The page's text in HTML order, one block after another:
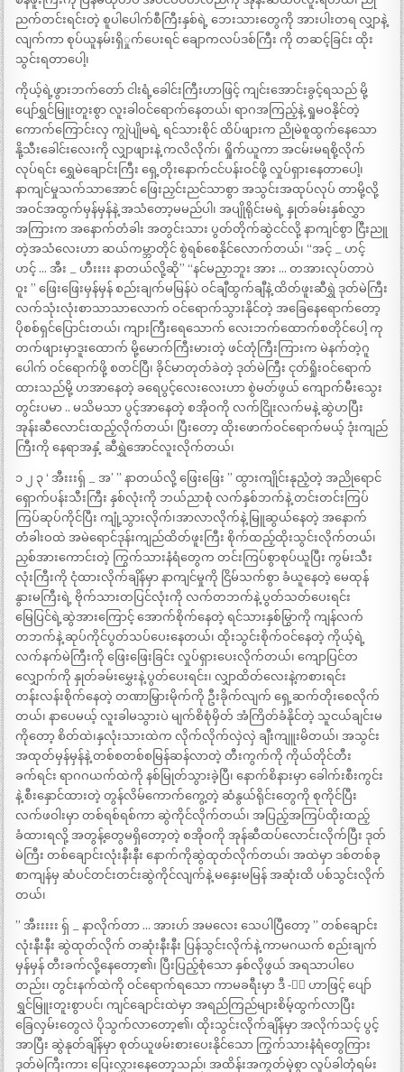
ညက်တင်းရင်းတဲ့ စူပါပေါက်စီကြီးနှစ်ရဲ့ ဘေးသားတွေကို အားပါးတရ လျှာနဲ့
လျက်ကာ စုပ်ယူနမ်းရှိှုက်ပေးရင် ချောကလပ်ဒစ်ကြီး ကို တဆင့်ခြင်း ထိုး
သွင်းရတာပေါ့၊
ကိုယ့်ရဲ့ဖွားဘက်တော် ငါးရံ့ခေါင်းကြီးဟာဖြင့် ကျင်းအောင်းခွင့်ရသည် မို့
ပျော်ရွှင်မြူးတူးစွာ လူးခါဝင်ရောက်နေတယ်၊ ရာဂအကြည့်နဲ့ ရှုမဝနိုင်တဲ့
ကောက်ကြောင်းလှ ကျွဲပျိုမရဲ့ ရင်သားစိုင် ထိပ်ဖျားက ညိုမဲစူထွက်နေသော
နို့သီးခေါင်းလေးကို လျှာဖျားနဲ့ ကလိလိုက်၊ ရှိုက်ယူကာ အငမ်းမရစို့လိုက်
လုပ်ရင်း ရွှေမဲချောင်းကြီး ရှေ့တိုးနောက်ငင်ပန်းဝင်ဖို့ လှုပ်ရှားနေတာပေါ့၊
နာကျင်မှုသက်သာအောင် ဖြေးညှင်းညင်သာစွာ အသွင်းအထုပ်လုပ် တာမို့လို့
အဝင်အထွက်မှန်မှန်နဲ့ အသံတော့မမည်ပါ၊ အပျိုရိုင်းမရဲ့ နှုတ်ခမ်းနှစ်လွှာ
အကြားက အနောက်တံခါး အတွင်းသား ပွတ်တိုက်ဆွဲငင်လို့ နာကျင်စွာ ငြီးညူ
တဲ့အသံလေးဟာ ဆယ်ကမ္ဘာတိုင် စွဲရစ်စေနိုင်လောက်တယ်၊ “အင့် _ ဟင့်
ဟင့် … အီး _ ဟီးးးး နာတယ်လို့ဆို” “နင်မညှာဘူး အား … တအားလုပ်တာပဲ
ဝူး ” ဖြေးဖြေးမှန်မှန် စည်းချက်မမြန်ပဲ ဝင်ချီထွက်ချီနဲ့ ထိတ်ဖူးဆီရွှဲ ဒုတ်မဲကြီး
လက်သုံးလုံးစာသာသာလောက် ဝင်ရောက်သွားနိုင်တဲ့ အခြေနေရောက်တော့
ပိုစစ်ရှင်ပြောင်းတယ်၊ ကျားကြီးရေသောက် လေးဘက်ထောက်စတိုင်ပေါ့ ကု
တက်ဖျားမှာဒူးထောက် မို့မောက်ကြီးမားတဲ့ ဖင်တုံကြီးကြားက မဲနက်တဲ့ဂူ
ပေါက် ဝင်ရောက်ဖို့ စတင်ပြီ၊ ခိုင်မာတုတ်ခဲတဲ့ ဒုတ်မဲကြီး ငုတ်ရှိုးဝင်ရောက်
ထားသည်မို့ ဟအာနေတဲ့ ခရေပွင့်လေးလေးဟာ စွဲမတ်ဖွယ် ကျောက်မီးသွေး
တွင်းပမာ .. မသိမသာ ပွင့်အာနေတဲ့ စအိုဝကို လက်ငြိုးလက်မနဲ့ ဆွဲဟပြီး
အုန်းဆီလောင်းထည့်လိုက်တယ်၊ ပြီးတော့ ထိုးဖောက်ဝင်ရောက်မယ့် ဒုံးကျည်
ကြီးကို နေရာအနှံ့ ဆီရွှဲအောင်လူးလိုက်တယ်၊
၁ ၂ ၃ ‘ အီးးးရှ် _ အ’ ” နာတယ်လို့ ဖြေးဖြေး ” ထွားကျိုင်းနုညံ့တဲ့ အညိုရောင်
ရှောက်ပန်းသီးကြီး နှစ်လုံးကို ဘယ်ညာစုံ လက်နှစ်ဘက်နဲ့ တင်းတင်းကြပ်
ကြပ်ဆုပ်ကိုင်ပြီး ကျုံ့သွားလိုက်၊အာလာလိုက်နဲ့ မြူဆွယ်နေတဲ့ အနောက်
တံခါးဝထဲ အမဲရောင်ဒုန်းကျည်ထိတ်ဖူးကြီး စိုက်ထည့်ထိုးသွင်းလိုက်တယ်၊
ညှစ်အားကောင်းတဲ့ ကြွက်သားနံရံတွေက တင်းကြပ်စွာစုပ်ယူပြီး ကွမ်းသီး
လုံးကြီးကို ငုံထားလိုက်ချိန်မှာ နာကျင်မှုကို ငြိမ်သက်စွာ ခံယူနေတဲ့ မေထုန်
နွားမကြီးရဲ့ ဗိုက်သားတပြင်လုံးကို လက်တဘက်နဲ့ ပွတ်သတ်ပေးရင်း
မြေပြင်ရဲ့ဆွဲအားကြောင့် အောက်စိုက်နေတဲ့ ရင်သားနှစ်မြွာကို ကျန်လက်
တဘက်နဲ့ ဆုပ်ကိုင်ပွတ်သပ်ပေးနေတယ်၊ ထိုးသွင်းစိုက်ဝင်နေတဲ့ ကိုယ့်ရဲ့
လက်နက်မဲကြီးကို ဖြေးဖြေးခြင်း လှုပ်ရှားပေးလိုက်တယ်၊ ကျောပြင်တ
လျှောက်ကို နှုတ်ခမ်းမွှေးနဲ့ ပွတ်ပေးရင်း၊ လျှာထိတ်လေးနဲ့ကစားရင်း
တန်းလန်းစိုက်နေတဲ့ တဏာမြှားမိုက်ကို ဦးခိုက်လျက် ရှေ့ဆက်တိုးစေလိုက်
တယ်၊ နာပေမယ့် လူးခါမသွားပဲ မျက်စိစုံမှိတ် အံကြိတ်ခံနိုင်တဲ့ သူငယ်ချင်းမ
ကိုတော့ စိတ်ထဲ၊နှလုံးသားထဲက လိုက်လိုက်လှဲလှဲ ချီးကျူးမိတယ်၊ အသွင်း
အထုတ်မှန်မှန်နဲ့ တစ်စတစ်စမြန်ဆန်လာတဲ့ တီးကွက်ကို ကိုယ်တိုင်တီး
ခက်ရင်း ရာဂဂယက်ထဲကို နစ်မြုတ်သွားခဲ့ပြီ၊ နောက်စိနားမှာ ခေါက်းစီးကွင်း
နဲ့ စီးနှောင်ထားတဲ့ တွန်လိမ်ကောက်ကွေ့တဲ့ ဆံနွယ်ရိုင်းတွေကို စုကိုင်ပြီး
လက်ဖဝါးမှာ တစ်ရစ်ရစ်ကာ ဆွဲကိုင်လိုက်တယ်၊ အပြည့်အကြပ်ထိုးထည့်
ခံထားရလို့ အတွန့်တွေမရှိတော့တဲ့ စအိုဝကို အုန်ဆီထပ်လောင်းလိုက်ပြီး ဒုတ်
မဲကြီး တစ်ချောင်းလုံးနီးနီး နောက်ကိုဆွဲထုတ်လိုက်တယ်၊ အထဲမှာ ဒစ်တစ်ခု
စာကျန်မှ ဆံပင်တင်းတင်းဆွဲကိုင်လျက်နဲ့ မနှေးမမြန် အဆုံးထိ ပစ်သွင်းလိုက်
တယ်၊
” အီးးးးး ရှ် _ နာလိုက်တာ … အားဟ် အမလေး သေပါပြီတော့ ” တစ်ချောင်း
လုံးနီးနီး ဆွဲထုတ်လိုက် တဆုံးနီးနီး ပြန်သွင်းလိုက်နဲ့ ကာမဂယက် စည်းချက်
မှန်မှန် တီးခက်လို့နေတော့၏၊ ပြီးပြည့်စုံသော နှစ်လိုဖွယ် အရသာပါပေ
တည်း၊ တွင်းနက်ထဲကို ဝင်ရောက်ရသော ကာမခရီးမှာ ဒီ -ီး ဟာဖြင့် ပျော်
ရွှင်မြူးတူးစွာပင်၊ ကျင်ချောင်းထဲမှာ အရည်ကြည်များစိမ့်ထွက်လာပြီး
ခြေလှမ်းတွေလဲ ပိုသွက်လာတော့၏၊ ထိုးသွင်းလိုက်ချိန်မှာ အလိုက်သင့် ပွင့်
အာပြီး ဆွဲနုတ်ချိန်မှာ စုတ်ယူဖမ်းစားပေးနိုင်သော ကြွက်သားနံရံတွေကြား
ဒုတ်မဲကြီးကား ပြေးလွှားနေတော့သည်၊ အထိန်းအကွတ်မဲ့စွာ လှုပ်ခါတုံရမ်း